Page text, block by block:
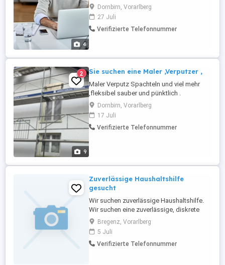
4
Lösungen zur Steigerung der Vitalität und
Lebensqualität (Longevity)
.Aufgabenbereiche: Beraten und betreuen
von Kunden und Interessenten im Bereich
Dornbirn, Vorarlberg
27 Juli
Verifizierte Telefonnummer
9
2 Sie suchen eine Maler ,Verputzer ,
Maler Verputz Spachteln und viel mehr
,fleksibel sauber und pünktlich .
Dornbirn, Vorarlberg
17 Juli
Verifizierte Telefonnummer
Zuverlässige Haushaltshilfe
gesucht
Wir suchen zuverlässige Haushaltshilfe.
Wir suchen eine zuverlässige, diskrete
und fließend deutschsprachige
Haushaltshilfe zur langfristigen
Unterstützung unseres Privathaushalts. Zu
den Aufgaben gehören die gründliche
Bregenz, Vorarlberg
5 Juli
Verifizierte Telefonnummer